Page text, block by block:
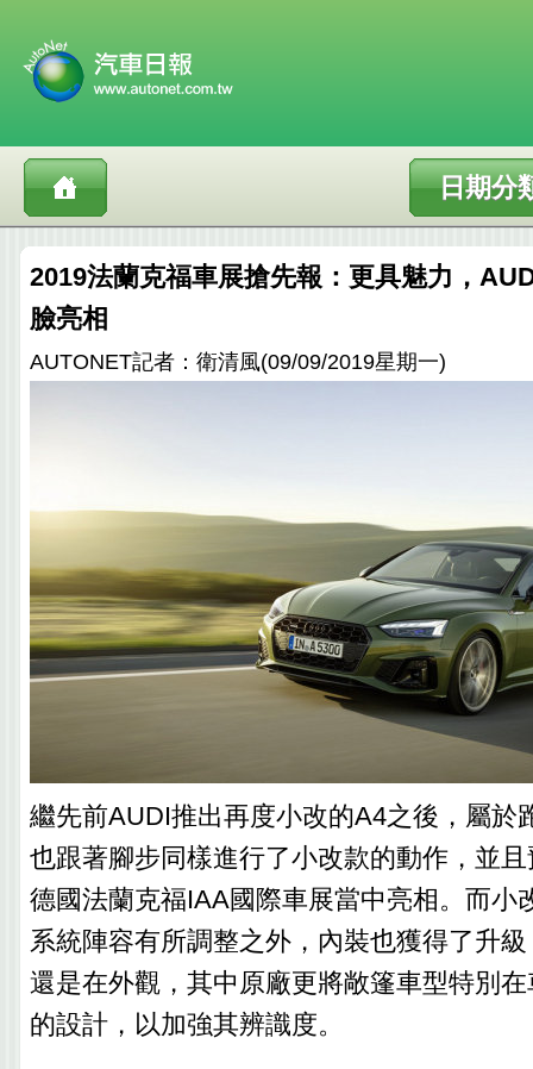
日期分
2019法蘭克福車展搶先報：更具魅力，
臉亮相
AUTONET記者：衛清風(09/09/2019星期一)
繼先前AUDI推出再度小改的A4之後，屬於
也跟著腳步同樣進行了小改款的動作，並
德國法蘭克福IAA國際車展當中亮相。而小
系統陣容有所調整之外，內裝也獲得了升
還是在外觀，其中原廠更將敞篷車型特別
的設計，以加強其辨識度。